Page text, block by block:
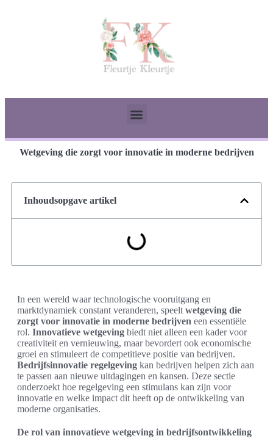
Wetgeving die zorgt voor innovatie in moderne bedrijven
Inhoudsopgave artikel
In een wereld waar technologische vooruitgang en
marktdynamiek constant veranderen, speelt wetgeving die
zorgt voor innovatie in moderne bedrijven een essentiële
rol. Innovatieve wetgeving biedt niet alleen een kader voor
creativiteit en vernieuwing, maar bevordert ook economische
groei en stimuleert de competitieve positie van bedrijven.
Bedrijfsinnovatie regelgeving kan bedrijven helpen zich aan
te passen aan nieuwe uitdagingen en kansen. Deze sectie
onderzoekt hoe regelgeving een stimulans kan zijn voor
innovatie en welke impact dit heeft op de ontwikkeling van
moderne organisaties.
De rol van innovatieve wetgeving in bedrijfsontwikkeling